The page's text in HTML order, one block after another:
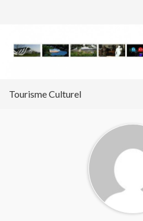
Tourisme Culturel